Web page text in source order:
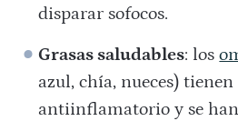
disparar sofocos.
Grasas saludables: los
azul, chía, nueces)
antiinflamatorio y se